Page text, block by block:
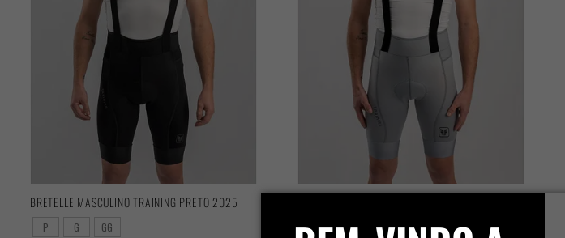
BRETELLE MASCULINO TRAINING PRETO 2025
P G GG P M G GG 3G